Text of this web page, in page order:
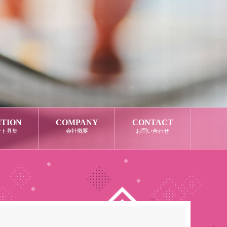
募集
COMPANY
会社概要
CONTACT
お問い合わせ